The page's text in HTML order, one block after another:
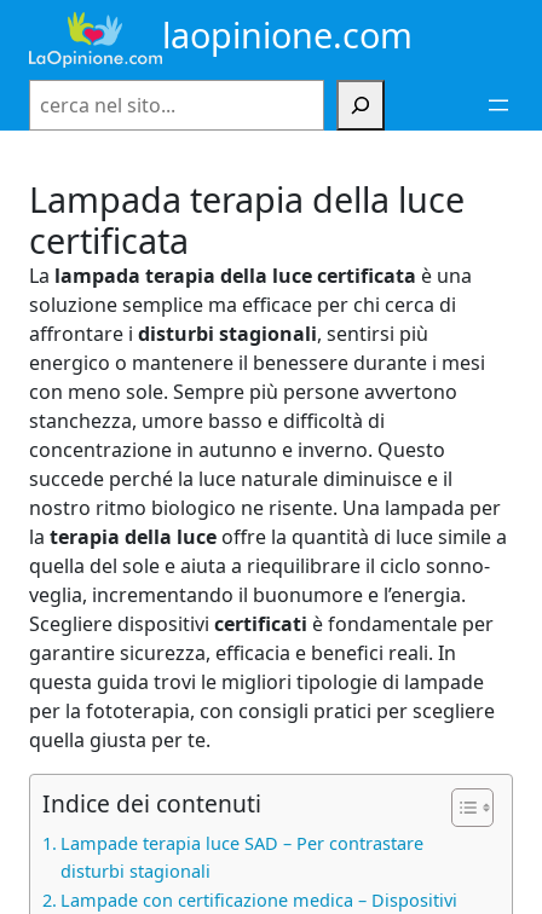
contenuto
laopinione.com
Lampada terapia della luce
certificata
La lampada terapia della luce certificata è una
soluzione semplice ma efficace per chi cerca di
affrontare i disturbi stagionali, sentirsi più
energico o mantenere il benessere durante i mesi
con meno sole. Sempre più persone avvertono
stanchezza, umore basso e difficoltà di
concentrazione in autunno e inverno. Questo
succede perché la luce naturale diminuisce e il
nostro ritmo biologico ne risente. Una lampada per
la terapia della luce offre la quantità di luce simile a
quella del sole e aiuta a riequilibrare il ciclo sonno-
veglia, incrementando il buonumore e l’energia.
Scegliere dispositivi certificati è fondamentale per
garantire sicurezza, efficacia e benefici reali. In
questa guida trovi le migliori tipologie di lampade
per la fototerapia, con consigli pratici per scegliere
quella giusta per te.
Indice dei contenuti
Lampade terapia luce SAD – Per contrastare
disturbi stagionali
Lampade con certificazione medica – Dispositivi